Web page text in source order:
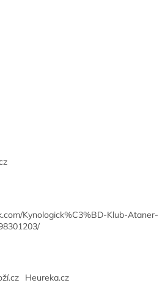
Kynologick%C3%BD-Klub-Ataner-
Heureka.cz